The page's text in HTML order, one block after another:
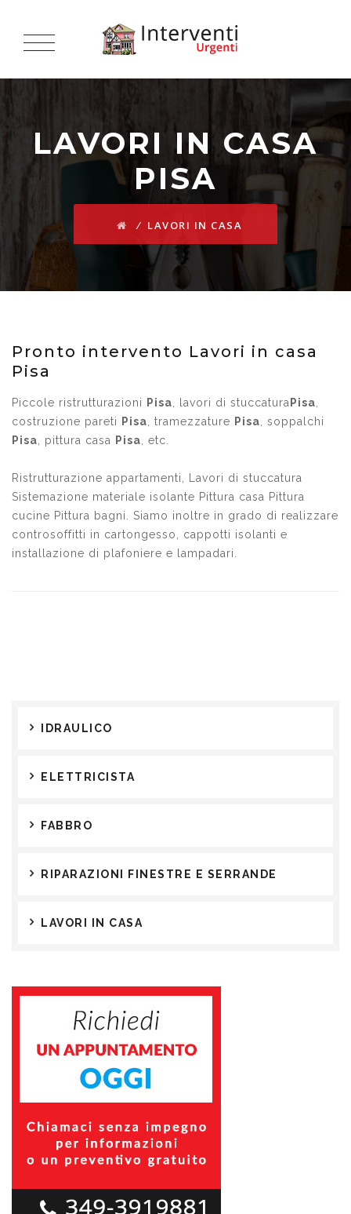
LAVORI IN CASA
PISA
⁄ LAVORI IN CASA
Pronto intervento Lavori in casa
Pisa
Piccole ristrutturazioni Pisa , lavori di stuccatura Pisa
costruzione pareti
Pisa , tramezzature Pisa , soppalchi
Pisa , pittura casa Pisa , etc.
Ristrutturazione appartamenti, Lavori di stuccatura
Sistemazione materiale isolante Pittura casa Pittura
cucine Pittura bagni. Siamo inoltre in grado di realizzare
controsoffitti in cartongesso, cappotti isolanti e
installazione di plafoniere e lampadari.
IDRAULICO
ELETTRICISTA
FABBRO
RIPARAZIONI FINESTRE E SERRANDE
LAVORI IN CASA